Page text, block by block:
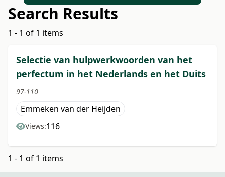
Search Results
1 - 1 of 1 items
Selectie van hulpwerkwoorden van het
perfectum in het Nederlands en het Duits
97-110
Emmeken van der Heijden
Views:116
1 - 1 of 1 items